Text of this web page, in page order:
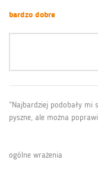
bardzo dobre
“Najbardziej podobały mi
pyszne, ale można
ogólne wrażenia